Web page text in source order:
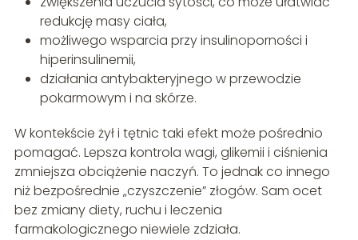
redukcję masy ciała,
możliwego wsparcia przy insulinoporności i
hiperinsulinemii,
działania antybakteryjnego w przewodzie
pokarmowym i na skórze.
W kontekście żył i tętnic taki efekt może pośrednio
pomagać. Lepsza kontrola wagi, glikemii i ciśnienia
zmniejsza obciążenie naczyń. To jednak co innego
niż bezpośrednie „czyszczenie” złogów. Sam ocet
bez zmiany diety, ruchu i leczenia
farmakologicznego niewiele zdziała.